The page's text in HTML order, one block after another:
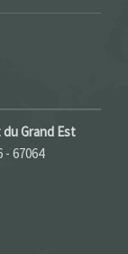
Grand Est
67064